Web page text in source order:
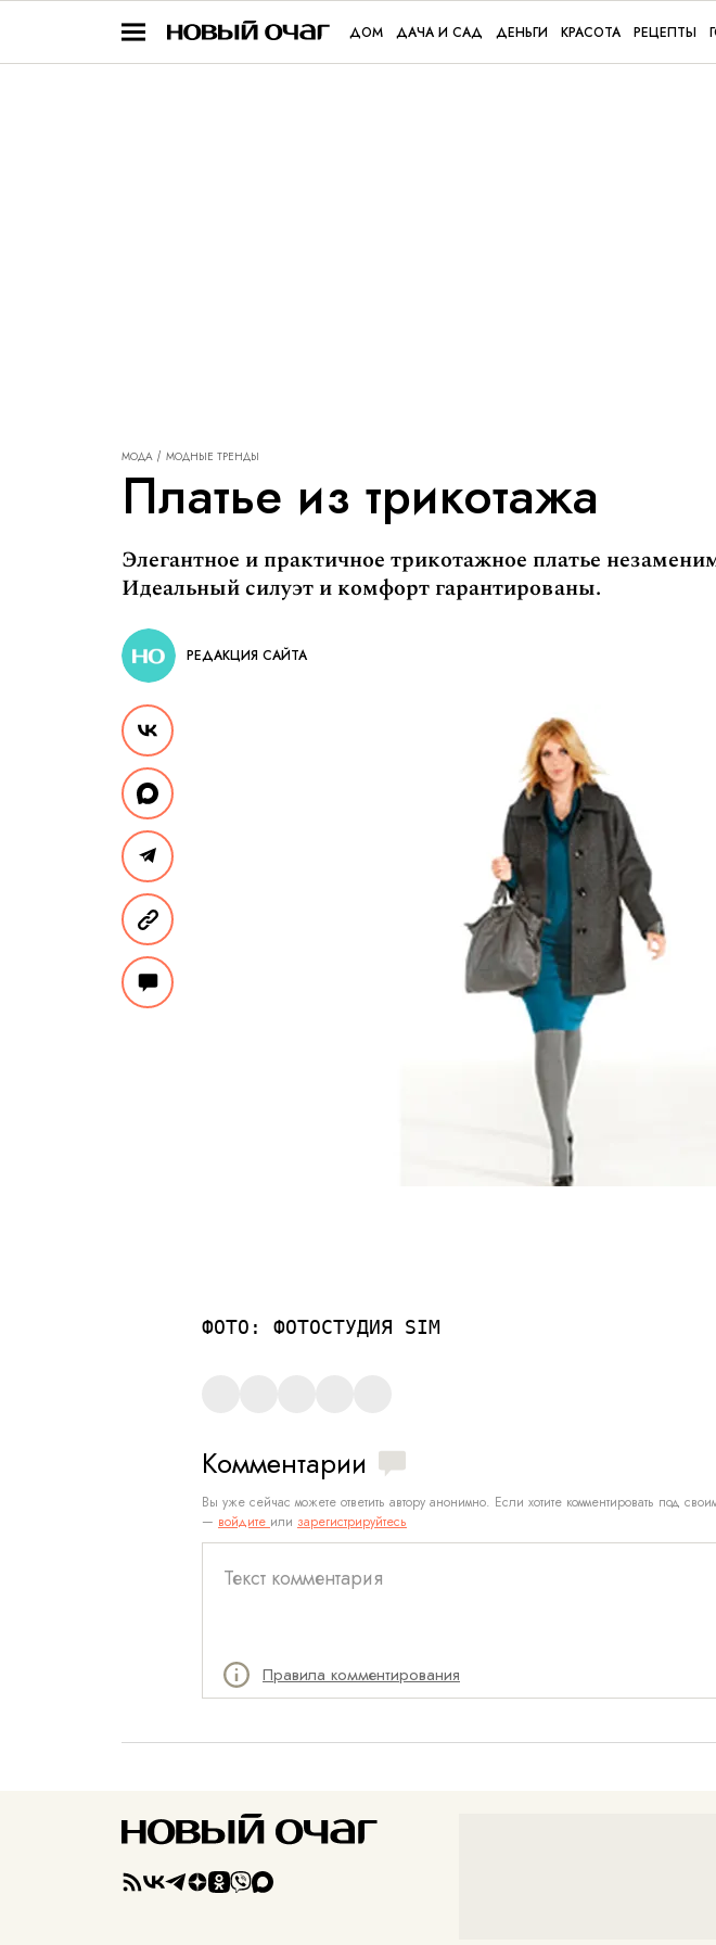
ДОМ ДАЧА И САД ДЕНЬГИ КРАСОТА РЕЦЕПТЫ
МОДА МОДНЫЕ ТРЕНДЫ
Платье из трикотажа
Элегантное и практичное трикотажное платье
Идеальный силуэт и комфорт гарантированы.
РЕДАКЦИЯ САЙТА
ФОТО: ФОТОСТУДИЯ SIM
Комментарии
Вы уже сейчас можете ответить автору анонимно. Если хотите комментировать под
— войдите или зарегистрируйтесь
Правила комментирования